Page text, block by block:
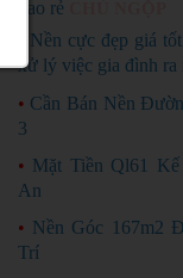
bao rẻ
Nền cực đẹp giá
xử lý việc gia đình ra
• Cần Bán Nền
3
• Mặt Tiền Ql61
An
• Nền Góc 167m2
Trí